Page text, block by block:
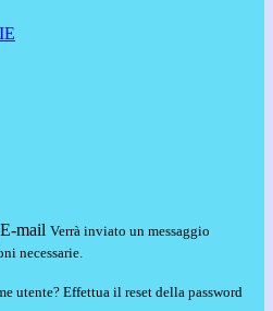
E-mail Verrà inviato un messaggio
necessarie.
utente? Effettua il reset della password